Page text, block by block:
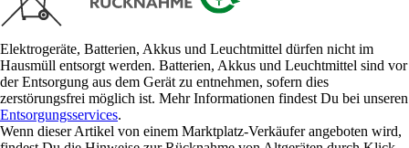
Elektrogeräte, Batterien, Akkus und Leuchtmittel dürfen nicht im
Hausmüll entsorgt werden. Batterien, Akkus und Leuchtmittel sind vor
der Entsorgung aus dem Gerät zu entnehmen, sofern dies
zerstörungsfrei möglich ist. Mehr Informationen findest Du bei unseren
Entsorgungsservices.
Wenn dieser Artikel von einem Marktplatz-Verkäufer angeboten wird,